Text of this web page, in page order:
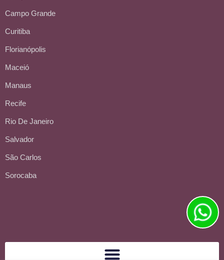
Campo Grande
Curitiba
Florianópolis
Maceió
Manaus
Recife
Rio De Janeiro
Salvador
São Carlos
Sorocaba